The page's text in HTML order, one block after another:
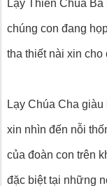
Lạy Thiên Chúa
chúng con đang
tha thiết nài xin
Lạy Chúa Cha
xin nhìn đến nỗi
của đoàn con trên
đặc biệt tại những